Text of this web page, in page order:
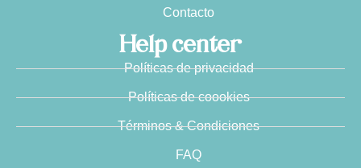
Contacto
Help center
Políticas de privacidad
Políticas de coookies
Términos & Condiciones
FAQ